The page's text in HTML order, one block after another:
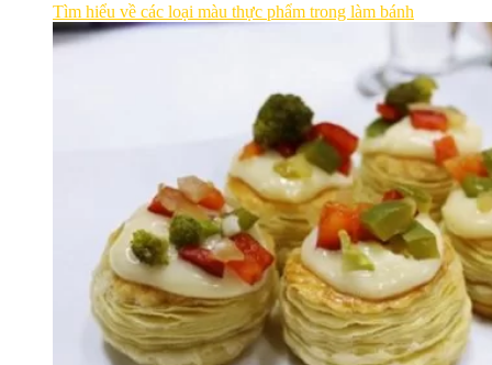
Tìm hiểu về các loại màu thực phẩm trong làm bánh